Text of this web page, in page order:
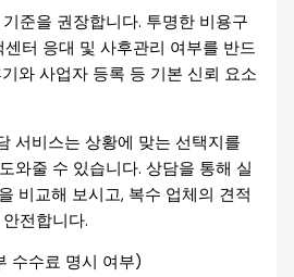
준을 권장합니다. 투명한 비용구
터 응대 및 사후관리 여부를 반드
와 사업자 등록 등 기본 신뢰 요소
서비스는 상황에 맞는 선택지를
와줄 수 있습니다. 상담을 통해 실
비교해 보시고, 복수 업체의 견적
전합니다.
수수료 명시 여부)